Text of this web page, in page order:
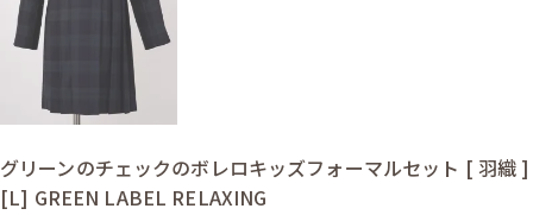
グリーンのチェックのボレロキッズフォーマルセット [ 羽織 ]
[L] GREEN LABEL RELAXING